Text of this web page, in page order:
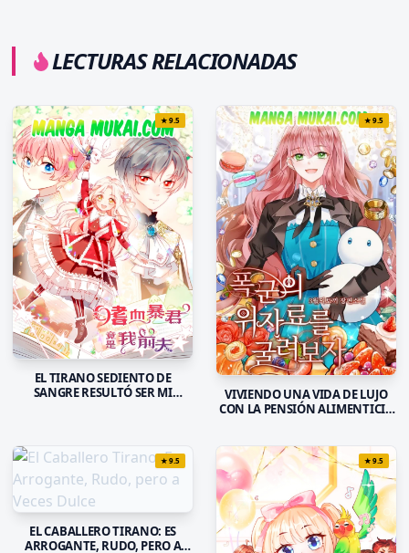
LECTURAS RELACIONADAS
★9.5
EL TIRANO SEDIENTO DE
SANGRE RESULTÓ SER MI
★9.5
VIVIENDO UNA VIDA DE LUJO
CON LA PENSIÓN ALIMENTICIA
★9.5
EL CABALLERO TIRANO: ES
ARROGANTE, RUDO, PERO A
★9.5